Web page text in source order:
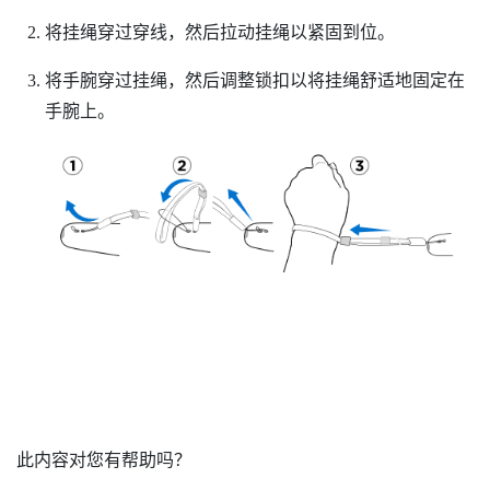
将挂绳穿过穿线，然后拉动挂绳以紧固到位。
将手腕穿过挂绳，然后调整锁扣以将挂绳舒适地固定在
手腕上。
此内容对您有帮助吗？